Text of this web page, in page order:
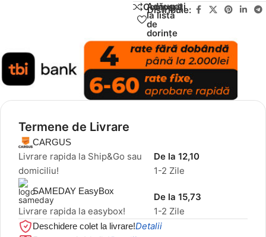
Compară
Adăugați
la lista
de
dorințe
Distribuie:
Termene de Livrare
CARGUS
Livrare rapida la Ship&Go sau
domiciliu!
1-2 Zile
De la 12,10
SAMEDAY EasyBox
Livrare rapida la easybox! 1-2 Zile
De la 15,73
Deschidere colet la livrare!Detalii